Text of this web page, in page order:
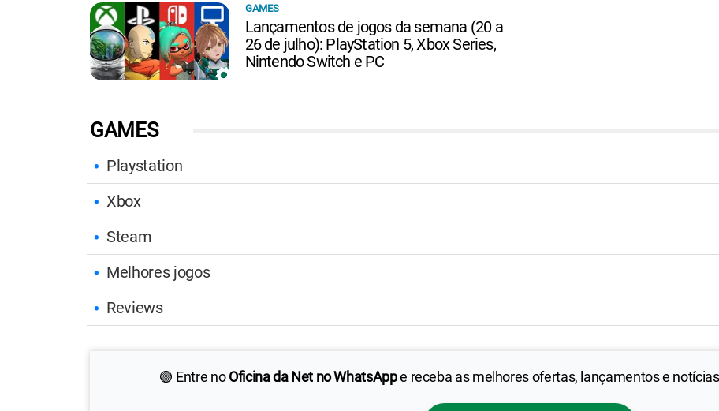
GAMES
Playstation
Xbox
Steam
Melhores jogos
Reviews
🟢 Entre noOficina da Net no WhatsAppe receba as melhores ofertas, lançamentos e
GAMES
Lançamentos de jogos da semana (20 a
26 de julho): PlayStation 5, Xbox Series,
Nintendo Switch e PC